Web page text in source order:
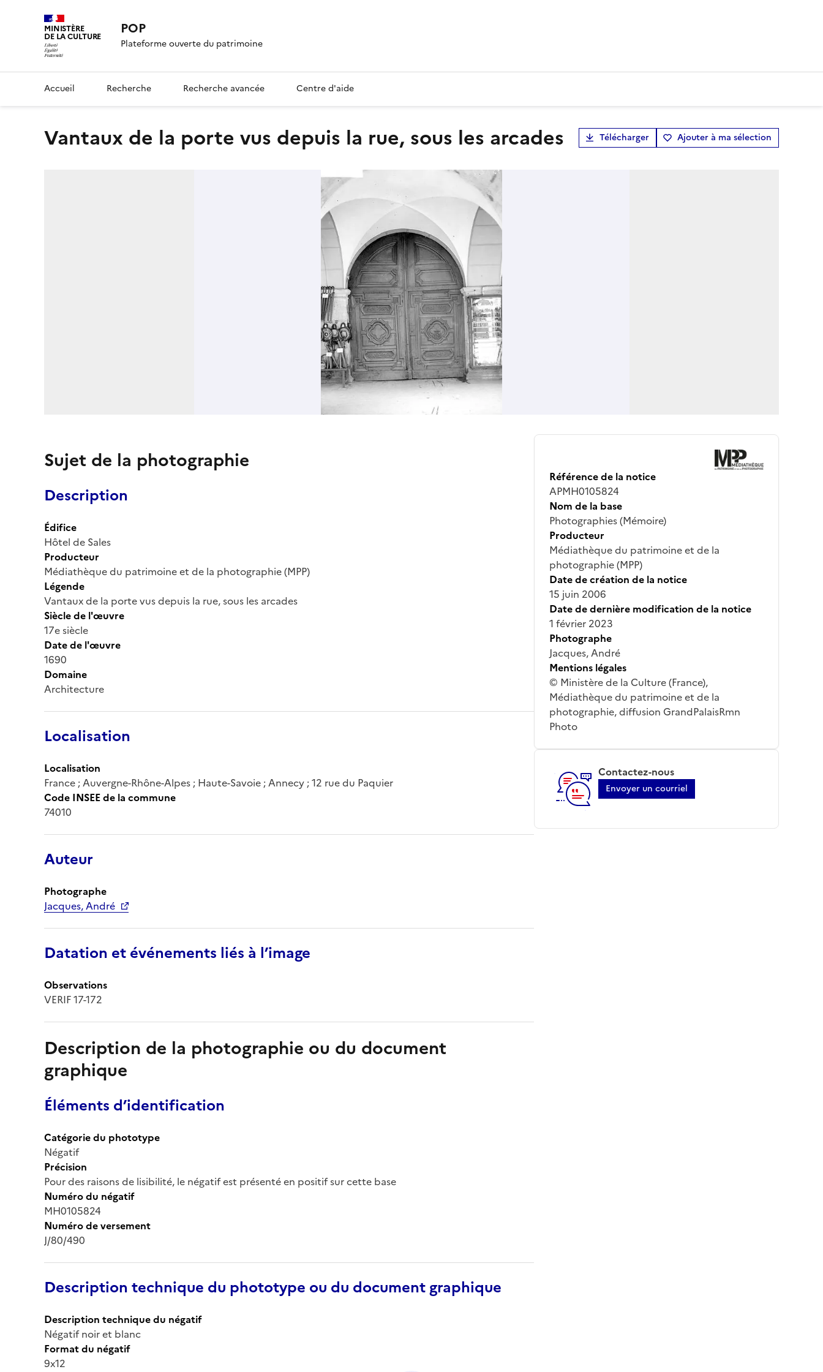
MINISTÈRE
DE LA CULTURE POP
Plateforme ouverte du patrimoine
Accueil Recherche Recherche avancée Centre d'aide
Vantaux de la porte vus depuis la rue, sous les arcades Télécharger Ajouter à ma sélection
Sujet de la photographie
Description
Édifice
Hôtel de Sales
Producteur
Médiathèque du patrimoine et de la photographie (MPP)
Légende
Vantaux de la porte vus depuis la rue, sous les arcades
Siècle de l'œuvre
17e siècle
Date de l'œuvre
1690
Domaine
Architecture
Localisation
Localisation
France ; Auvergne-Rhône-Alpes ; Haute-Savoie ; Annecy ; 12 rue du Paquier
Code INSEE de la commune
74010
Auteur
Photographe
Jacques, André
Datation et événements liés à l’image
Observations
VERIF 17-172
Description de la photographie ou du document
graphique
Éléments d’identification
Catégorie du phototype
Négatif
Précision
Pour des raisons de lisibilité, le négatif est présenté en positif sur cette base
Numéro du négatif
MH0105824
Numéro de versement
J/80/490
Description technique du phototype ou du document graphique
Description technique du négatif
Négatif noir et blanc
Format du négatif
9x12
Référence de la notice
APMH0105824
Nom de la base
Photographies (Mémoire)
Producteur
Médiathèque du patrimoine et de la
photographie (MPP)
Date de création de la notice
15 juin 2006
Date de dernière modification de la notice
1 février 2023
Photographe
Jacques, André
Mentions légales
© Ministère de la Culture (France),
Médiathèque du patrimoine et de la
photographie, diffusion GrandPalaisRmn
Photo
Contactez-nous
Envoyer un courriel